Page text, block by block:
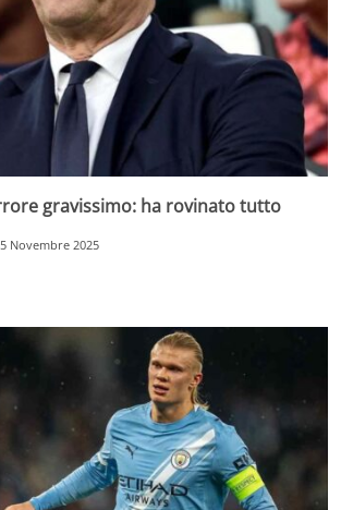
gravissimo: ha rovinato tutto
Novembre 2025